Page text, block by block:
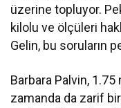
üzerine topluyor.
kilolu ve ölçüleri
Gelin, bu soruların
Barbara Palvin,
zamanda da zarif